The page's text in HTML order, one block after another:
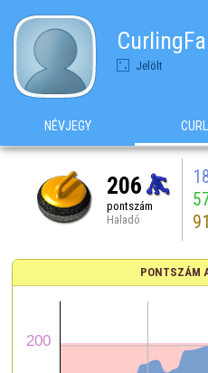
Jelölt
NÉVJEGY
206
pontszám
Haladó
91
PONTSZÁM